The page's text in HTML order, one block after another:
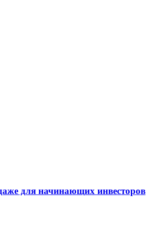
для начинающих инвесторов